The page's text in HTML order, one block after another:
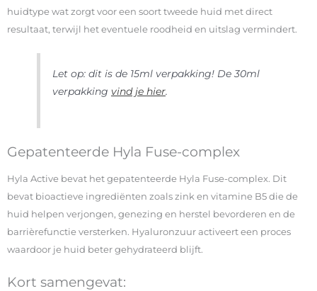
huidtype wat zorgt voor een soort tweede huid met direct
resultaat, terwijl het eventuele roodheid en uitslag vermindert.
Let op: dit is de 15ml verpakking! De 30ml
verpakking vind je hier.
Gepatenteerde Hyla Fuse-complex
Hyla Active bevat het gepatenteerde Hyla Fuse-complex. Dit
bevat bioactieve ingrediënten zoals zink en vitamine B5 die de
huid helpen verjongen, genezing en herstel bevorderen en de
barrièrefunctie versterken. Hyaluronzuur activeert een proces
waardoor je huid beter gehydrateerd blijft.
Kort samengevat: